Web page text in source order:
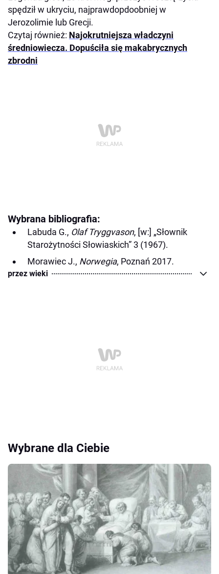
spędził w ukryciu, najprawdopdoobniej w
Jerozolimie lub Grecji.
Czytaj również: Najokrutniejsza władczyni
średniowiecza. Dopuściła się makabrycznych
zbrodni
Wybrana bibliografia:
Labuda G., Olaf Tryggvason, [w:] „Słownik
Starożytności Słowiaskich” 3 (1967).
Morawiec J., Norwegia, Poznań 2017.
przez wieki
Wybrane dla Ciebie